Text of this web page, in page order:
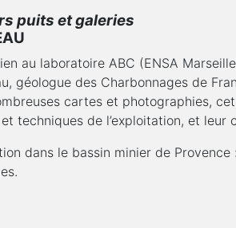
puits et galeries
au laboratoire ABC (ENSA
géologue des Charbonnages de
cartes et photographies,
techniques de l’exploitation, et leur
dans le bassin minier de